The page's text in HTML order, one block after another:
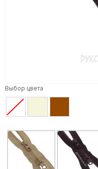
Выбор цвета